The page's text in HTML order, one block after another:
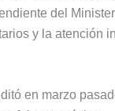
del
y la atención
en marzo